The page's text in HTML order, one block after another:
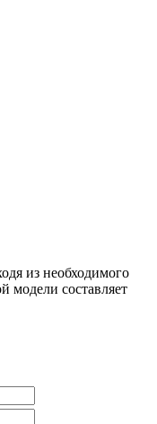
из необходимого
модели составляет